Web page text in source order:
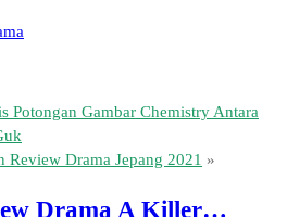
Potongan Gambar Chemistry Antara
Review Drama Jepang 2021 »
Drama A Killer…